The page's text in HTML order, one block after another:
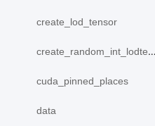
create_lod_tensor
create_random_int_lodtensor
cuda_pinned_places
data